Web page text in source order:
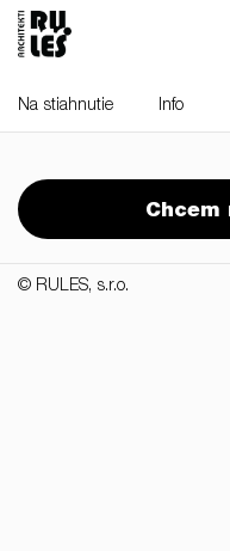
Na stiahnutie Info
Chcem
RULES, s.r.o.,
37/B, 821 08
Slovensko
© RULES, s.r.o.